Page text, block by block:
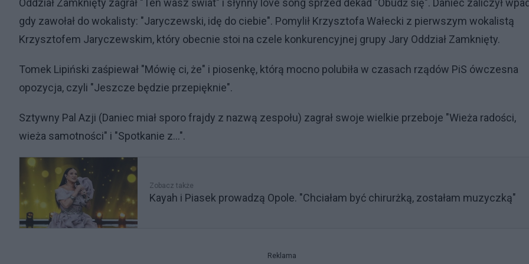
gdy zawołał do wokalisty: "Jaryczewski, idę do ciebie". Pomylił Krzysztofa Wałecki z pierwszym wokalistą
Krzysztofem Jaryczewskim, który obecnie stoi na czele konkurencyjnej grupy Jary Oddział Zamknięty.
Tomek Lipiński zaśpiewał "Mówię ci, że" i piosenkę, którą mocno polubiła w czasach rządów PiS ówczesna
opozycja, czyli "Jeszcze będzie przepięknie".
Sztywny Pal Azji (Daniec miał sporo frajdy z nazwą zespołu) zagrał swoje wielkie przeboje "Wieża radości,
wieża samotności" i "Spotkanie z...".
Zobacz także
Kayah i Piasek prowadzą Opole. "Chciałam być chirurżką, zostałam muzyczką"
Reklama